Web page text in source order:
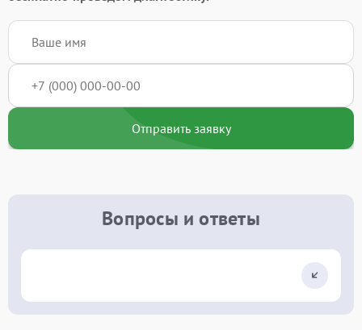
Отправить заявку
Вопросы и ответы